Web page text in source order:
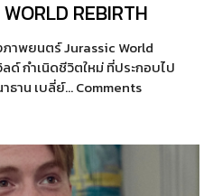
REBIRTH
าพยนตร์ Jurassic World
ด์ กำเนิดชีวิตใหม่ ที่ประกอบไป
ธาน เบลี่ย์… Comments